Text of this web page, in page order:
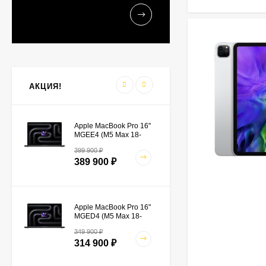
АКЦИЯ!
Сетевое зарядное
Apple MacBook Pro 16"
MGEE4 (M5 Max 18-
48GB, 2TB) черный
космос
399 900₽
389 900 ₽
Apple MacBook Pro 16"
MGED4 (M5 Max 18-
36GB, 2TB) черный
космос
349 900₽
314 900 ₽